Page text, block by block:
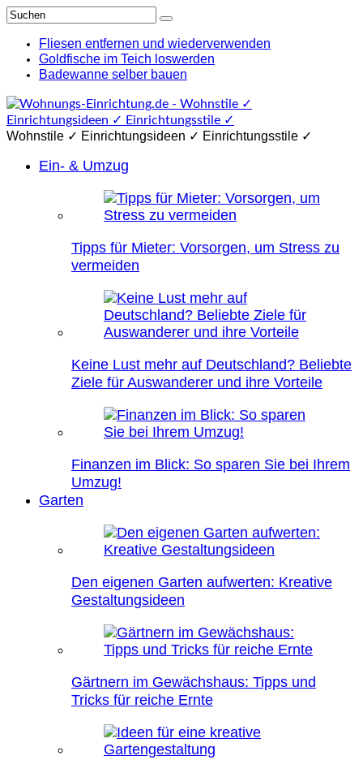
Fliesen entfernen und wiederverwenden
Goldfische im Teich loswerden
Badewanne selber bauen
Wohnstile ✓ Einrichtungsideen ✓ Einrichtungsstile ✓
Ein- & Umzug
Tipps für Mieter: Vorsorgen, um Stress zu
vermeiden
Keine Lust mehr auf Deutschland? Beliebte
Ziele für Auswanderer und ihre Vorteile
Finanzen im Blick: So sparen Sie bei Ihrem
Umzug!
Garten
Den eigenen Garten aufwerten: Kreative
Gestaltungsideen
Gärtnern im Gewächshaus: Tipps und
Tricks für reiche Ernte